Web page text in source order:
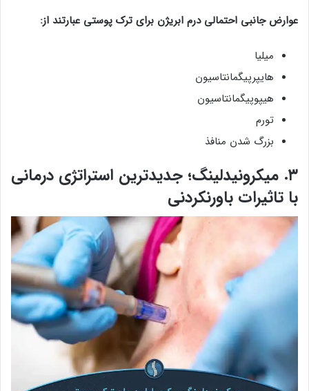
عوارض جانبی احتمالی درم ابریژن برای ترک پوستی عبارتند از:
میلیا
هایپرپیگمانتاسیون
هیپوپیگمانتاسیون
تورم
بزرگ شدن منافذ
۳. میکرونیدلینگ؛ جدیدترین استراتژی درمانی
با تاثیرات باورنکردنی